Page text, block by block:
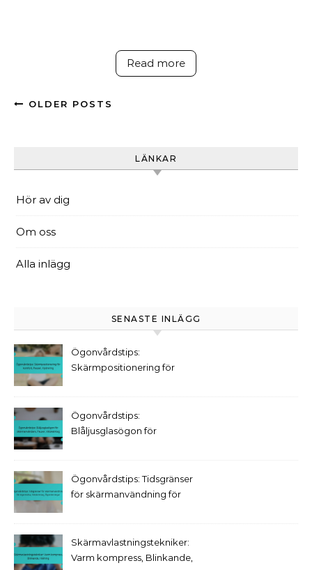
Read more
OLDER POSTS
LÄNKAR
Hör av dig
Om oss
Alla inlägg
SENASTE INLÄGG
Ögonvårdstips:
Skärmpositionering för
Ögonvårdstips:
Blåljusglasögon för
Ögonvårdstips: Tidsgränser
för skärmanvändning för
Skärmavlastningstekniker:
Varm kompress, Blinkande,